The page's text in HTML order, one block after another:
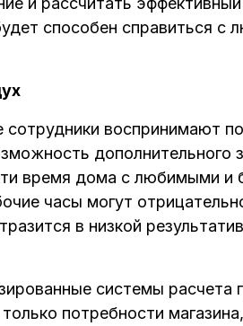
способен справиться с
сотрудники воспринимают
дополнительного
время дома с любимыми и
часы могут
в низкой
системы расчета
потребности